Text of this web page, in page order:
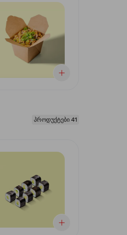
პროდუქტები 41